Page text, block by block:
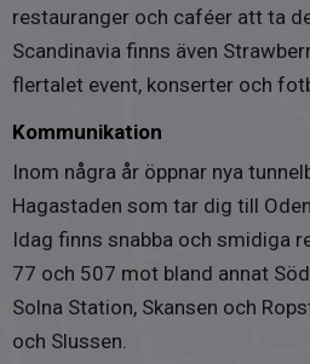
Föreningen tillåter juridisk
Nej
Överlåtelseavgift betalas av
Köpare
Gemensamma utrymmen
Det finns ett relaxrum med
På källarplanet i huset finns
innergården finns även
medlemmar.
restauranger och caféer att ta
Scandinavia finns även
flertalet event, konserter och
Kommunikation
Inom några år öppnar nya
Hagastaden som tar dig till
Idag finns snabba och smidiga
77 och 507 mot bland annat
Solna Station, Skansen och
och Slussen.